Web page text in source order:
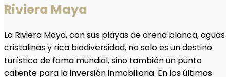
Riviera Maya
La Riviera Maya, con sus playas de arena blanca, aguas
cristalinas y rica biodiversidad, no solo es un destino
turístico de fama mundial, sino también un punto
caliente para la inversión inmobiliaria. En los últimos